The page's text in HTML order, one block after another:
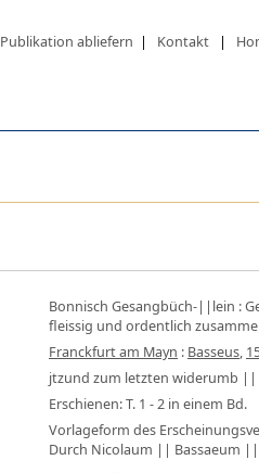
Publikation abliefern | Kontakt |
Bonnisch Gesangbüch-||lein :
fleissig und ordentlich
Franckfurt am Mayn : Basseus,
jtzund zum letzten widerumb ||
Erschienen: T. 1 - 2 in einem Bd.
Vorlageform des
Durch Nicolaum || Bassaeum ||